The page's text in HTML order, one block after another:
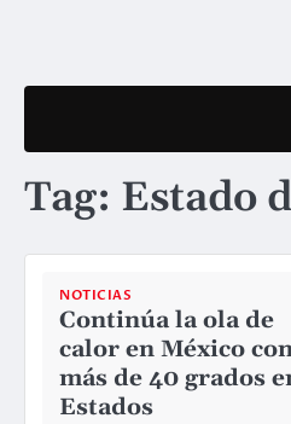
Tag: Estado
NOTICIAS
Continúa la ola de
calor en México
más de 40 grados
Estados